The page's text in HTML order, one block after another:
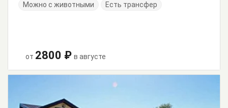
Можно с животными
Есть трансфер
от 2800 ₽ в августе